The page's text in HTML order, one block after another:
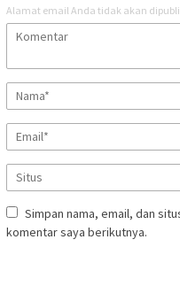
Alamat email Anda tidak akan
Simpan nama, email, dan
komentar saya berikutnya.